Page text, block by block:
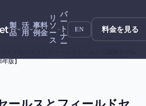
製
品
活
用
事
例
料
金
リ
ソ
ー
ス
パ
ー
ト
ナ
ー
EN 料金を見る
年版】